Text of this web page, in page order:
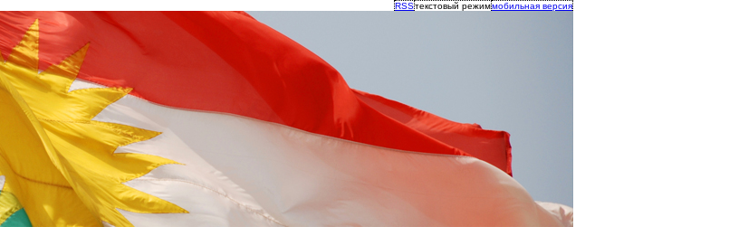
RSSтекстовый режиммобильная версия